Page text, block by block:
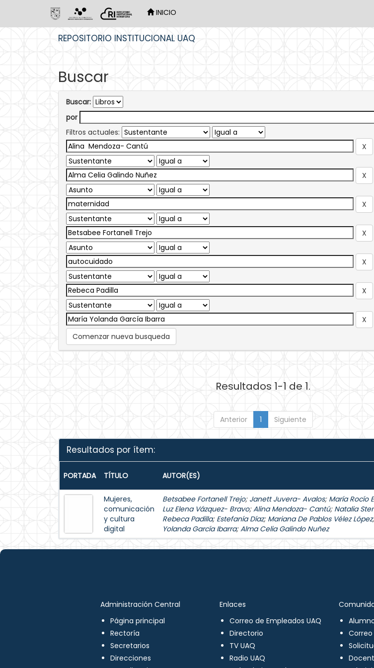
INICIO
REPOSITORIO INSTITUCIONAL UAQ
Buscar
Buscar:
por
Filtros actuales:
Comenzar nueva busqueda
Resultados 1-1 de 1.
Anterior 1 Siguiente
Resultados por ítem:
PORTADA TÍTULO AUTOR(ES)
Mujeres,
comunicación
y cultura
digital
Betsabee Fortanell Trejo; Janett Juvera- Avalos; María Rocío
Luz Elena Vázquez- Bravo;Alina Mendoza- Cantú; Natalia
Rebeca Padilla; Estefanía Díaz; Mariana De Pablos Vélez López
Yolanda García Ibarra;Alma Celia Galindo Nuñez
Administración Central
Página principal
Rectoría
Secretarios
Direcciones
Enlaces
Correo de Empleados UAQ
Directorio
TV UAQ
Radio UAQ
Correo